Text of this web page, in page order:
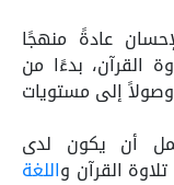
عادةً منهجًا
القرآن، بدءًا من
إلى مستويات
أن يكون لدى
القرآن واللغة